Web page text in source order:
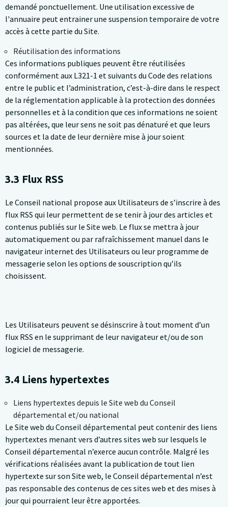
demandé ponctuellement. Une utilisation excessive de
l'annuaire peut entrainer une suspension temporaire de votre
accès à cette partie du Site.
Réutilisation des informations
Ces informations publiques peuvent être réutilisées
conformément aux L321-1 et suivants du Code des relations
entre le public et l’administration, c’est-à-dire dans le respect
de la réglementation applicable à la protection des données
personnelles et à la condition que ces informations ne soient
pas altérées, que leur sens ne soit pas dénaturé et que leurs
sources et la date de leur dernière mise à jour soient
mentionnées.
3.3 Flux RSS
Le Conseil national propose aux Utilisateurs de s’inscrire à des
flux RSS qui leur permettent de se tenir à jour des articles et
contenus publiés sur le Site web. Le flux se mettra à jour
automatiquement ou par rafraîchissement manuel dans le
navigateur internet des Utilisateurs ou leur programme de
messagerie selon les options de souscription qu’ils
choisissent.
Les Utilisateurs peuvent se désinscrire à tout moment d’un
flux RSS en le supprimant de leur navigateur et/ou de son
logiciel de messagerie.
3.4 Liens hypertextes
Liens hypertextes depuis le Site web du Conseil
départemental et/ou national
Le Site web du Conseil départemental peut contenir des liens
hypertextes menant vers d’autres sites web sur lesquels le
Conseil départemental n’exerce aucun contrôle. Malgré les
vérifications réalisées avant la publication de tout lien
hypertexte sur son Site web, le Conseil départemental n’est
pas responsable des contenus de ces sites web et des mises à
jour qui pourraient leur être apportées.